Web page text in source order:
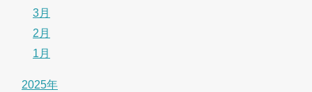
3月
2月
1月
2025年